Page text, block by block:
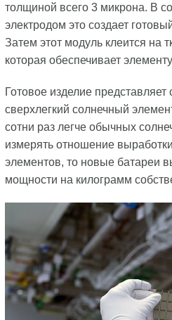
толщиной всего 3 микрона. В
электродом это создает
Затем этот модуль клеится на
которая обеспечивает
Готовое изделие представляет
сверхлегкий солнечный
сотни раз легче обычных
измерять отношение
элементов, то новые батареи
мощности на килограмм